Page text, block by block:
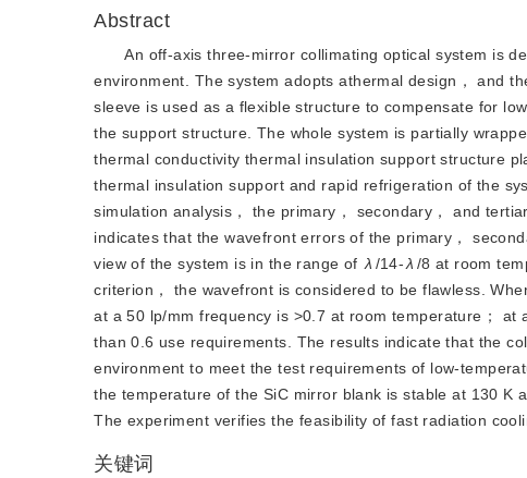
Abstract
An off-axis three-mirror collimating optical system is
environment. The system adopts athermal design， and
sleeve is used as a flexible structure to compensate for
the support structure. The whole system is partially
thermal conductivity thermal insulation support structure
thermal insulation support and rapid refrigeration of the
simulation analysis， the primary， secondary， and
indicates that the wavefront errors of the primary，
view of the system is in the range of λ /14- λ /8 at room
criterion， the wavefront is considered to be flawless.
at a 50 lp/mm frequency is >0.7 at room temperature； at
than 0.6 use requirements. The results indicate that the
environment to meet the test requirements of low-
the temperature of the SiC mirror blank is stable at 130 K
The experiment verifies the feasibility of fast radiation
关键词